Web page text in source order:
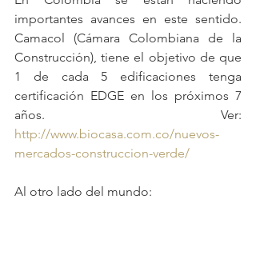
importantes avances en este sentido.
Camacol (Cámara Colombiana de la
Construcción), tiene el objetivo de que
1 de cada 5 edificaciones tenga
certificación EDGE en los próximos 7
http://www.biocasa.com.co/nuevos-
mercados-construccion-verde/
Al otro lado del mundo: